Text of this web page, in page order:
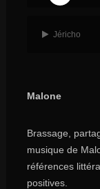
Jéricho
Malone
Brassage,
musique de
références
positives.